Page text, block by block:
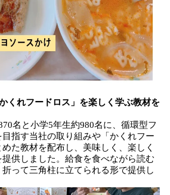
くれフードロス」を楽しく学ぶ教材を
名と小学5年生約980名に、循環型フ
指す当社の取り組みや「かくれフー
た教材を配布し、美味しく、楽しく
供しました。給食を食べながら読む
って三角柱に立てられる形で提供し